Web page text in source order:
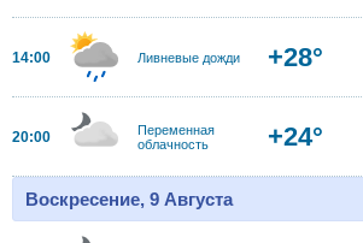
14:00 Ливневые дожди +28°
20:00
Переменная
облачность
+24°
Воскресение, 9 Августа